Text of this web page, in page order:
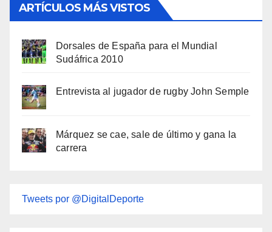
ARTÍCULOS MÁS VISTOS
Dorsales de España para el Mundial
Sudáfrica 2010
Entrevista al jugador de rugby John Semple
Márquez se cae, sale de último y gana la
carrera
Tweets por @DigitalDeporte